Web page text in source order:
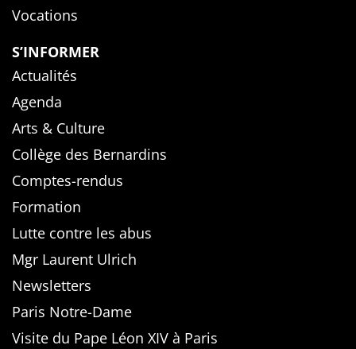
Vocations
S’INFORMER
Actualités
Agenda
Arts & Culture
Collège des Bernardins
Comptes-rendus
Formation
Lutte contre les abus
Mgr Laurent Ulrich
Newsletters
Paris Notre-Dame
Visite du Pape Léon XIV à Paris